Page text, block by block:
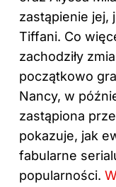
zastąpienie jej,
Tiffani. Co
zachodziły
początkowo
Nancy, w
zastąpiona
pokazuje, jak
fabularne
popularności.